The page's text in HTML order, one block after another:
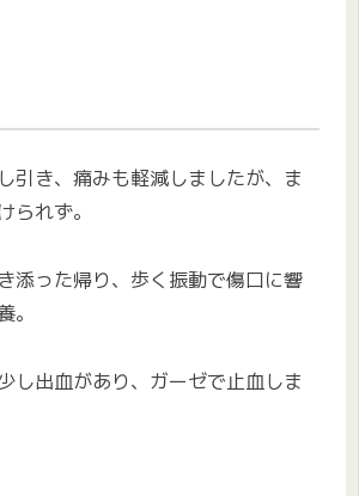
引き、痛みも軽減しましたが、ま
られず。
添った帰り、歩く振動で傷口に響
。
し出血があり、ガーゼで止血しま